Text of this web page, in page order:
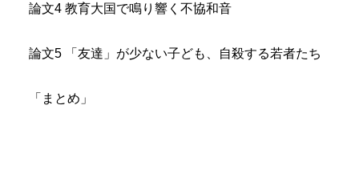
論文4 教育大国で鳴り響く不協和音
論文5 「友達」が少ない子ども、自殺する若者たち
「まとめ」